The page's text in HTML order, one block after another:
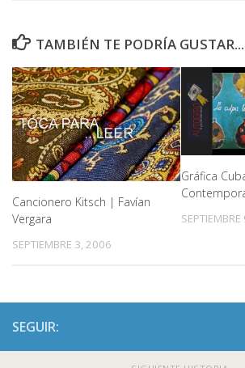
TAMBIÉN TE PODRÍA GUSTAR...
Cancionero Kitsch | Favían
Vergara
SEPTIEMBRE 3, 2006
Gráfica
SEGUIR: